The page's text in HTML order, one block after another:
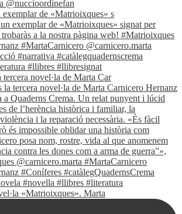
exemplar de «Matrioixques» s
novel·la de Marta Car
«Matrioixques». Marta